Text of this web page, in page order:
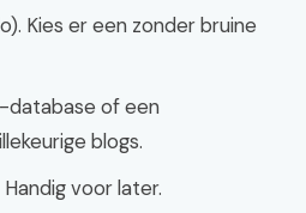
Kies er een zonder bruine
database of een
blogs.
voor later.